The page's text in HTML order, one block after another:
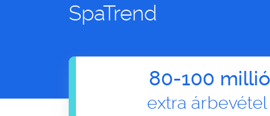
SpaTrend
80-100
extra